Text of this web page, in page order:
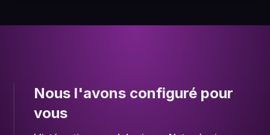
Nous l'avons configuré pour
vous